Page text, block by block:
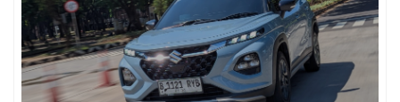
Berkat 2 Fitur di Suzuki Grand Vitara, Liburan